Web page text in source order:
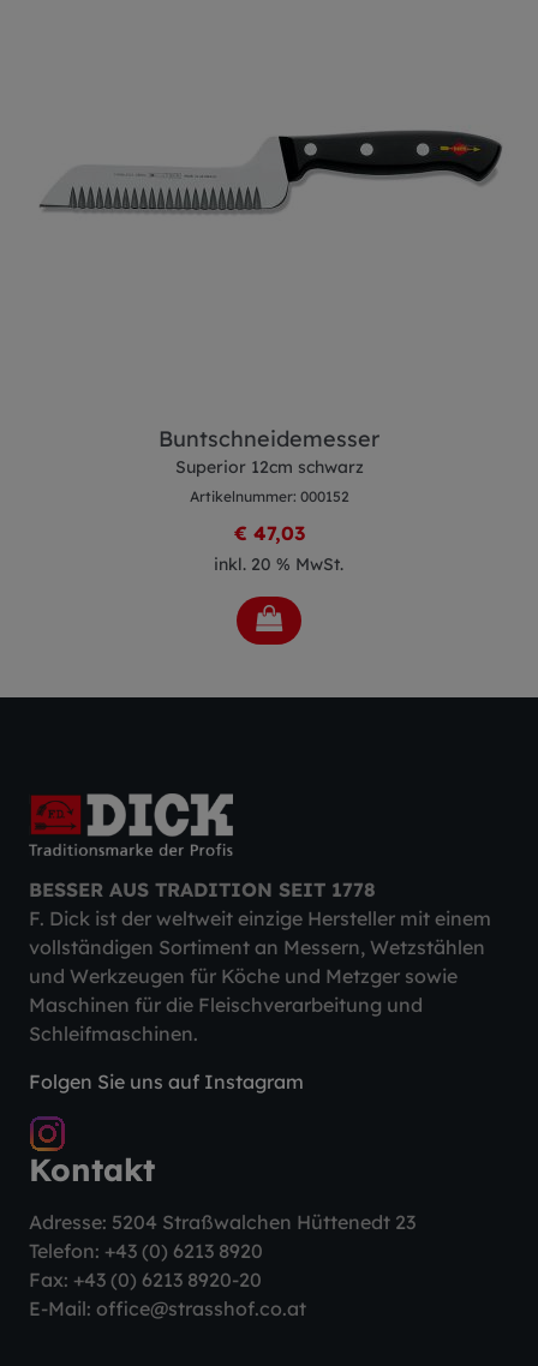
Buntschneidemesser
Superior 12cm schwarz
Artikelnummer: 000152
€ 47,03
inkl. 20 % MwSt.
BESSER AUS TRADITION SEIT 1778
F. Dick ist der weltweit einzige Hersteller mit einem
vollständigen Sortiment an Messern, Wetzstählen
und Werkzeugen für Köche und Metzger sowie
Maschinen für die Fleischverarbeitung und
Schleifmaschinen.
Folgen Sie uns auf Instagram
Kontakt
Adresse: 5204 Straßwalchen Hüttenedt 23
Telefon: +43 (0) 6213 8920
Fax: +43 (0) 6213 8920-20
E-Mail: office@strasshof.co.at